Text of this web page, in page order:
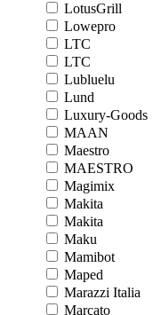
LotusGrill
Lowepro
LTC
LTC
Lubluelu
Lund
Luxury-Goods
MAAN
Maestro
MAESTRO
Magimix
Makita
Makita
Maku
Mamibot
Maped
Marazzi Italia
Marcato